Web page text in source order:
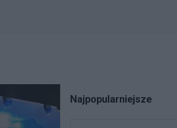
Najpopularniejsze